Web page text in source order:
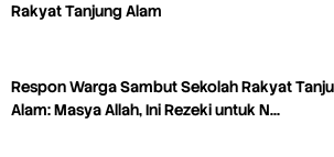
Rakyat Tanjung Alam
Respon Warga Sambut Sekolah Rakyat
Alam: Masya Allah, Ini Rezeki untuk N…